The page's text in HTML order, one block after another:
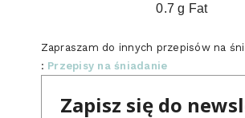
0.7 g Fat
Zapraszam do innych przepisów na
: Przepisy na śniadanie